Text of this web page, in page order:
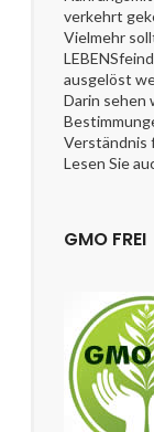
verkehrt
Vielmehr
ausgelöst
Darin sehen
Verständnis
Lesen Sie
GMO FREI